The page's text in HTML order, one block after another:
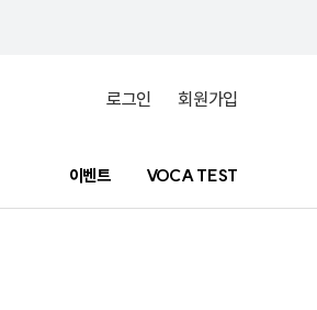
로그인 회원가입
이벤트 VOCA TEST